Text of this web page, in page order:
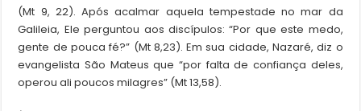
(Mt 9, 22). Após acalmar aquela tempestade no mar da
Galileia, Ele perguntou aos discípulos: “Por que este medo,
gente de pouca fé?” (Mt 8,23). Em sua cidade, Nazaré, diz o
evangelista São Mateus que “por falta de confiança deles,
operou ali poucos milagres” (Mt 13,58).